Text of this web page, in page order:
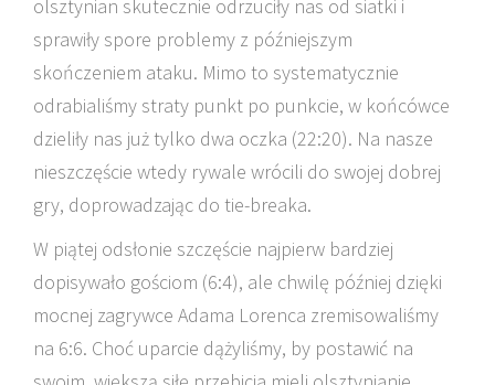
olsztynian skutecznie odrzuciły nas od siatki i
sprawiły spore problemy z późniejszym
skończeniem ataku. Mimo to systematycznie
odrabialiśmy straty punkt po punkcie, w końcówce
dzieliły nas już tylko dwa oczka (22:20). Na nasze
nieszczęście wtedy rywale wrócili do swojej dobrej
gry, doprowadzając do tie-breaka.
W piątej odsłonie szczęście najpierw bardziej
dopisywało gościom (6:4), ale chwilę później dzięki
mocnej zagrywce Adama Lorenca zremisowaliśmy
na 6:6. Choć uparcie dążyliśmy, by postawić na